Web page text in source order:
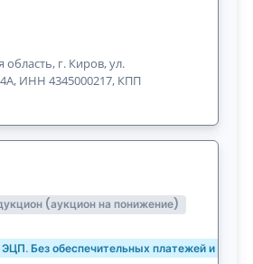
область, г. Киров, ул.
ИНН 4345000217, КПП
(аукцион на понижение)
Без обеспечительных платежей и